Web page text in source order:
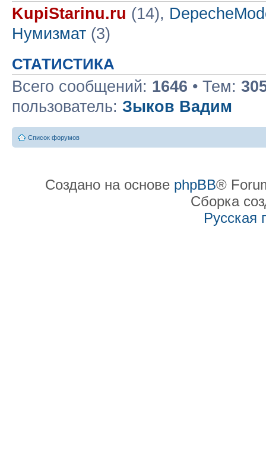
KupiStarinu.ru (14),
Нумизмат (3)
СТАТИСТИКА
Всего сообщений: 1646 • Тем:
пользователь: Зыков Вадим
Список форумов
Создано на основе phpBB®
Сборка
Русская